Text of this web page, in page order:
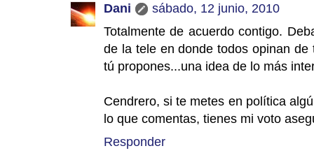
Dani
sábado, 12 junio, 2010
Totalmente de acuerdo contigo.
de la tele en donde todos opinan
tú propones...una idea de lo más
Cendrero, si te metes en política
lo que comentas, tienes mi voto
Responder